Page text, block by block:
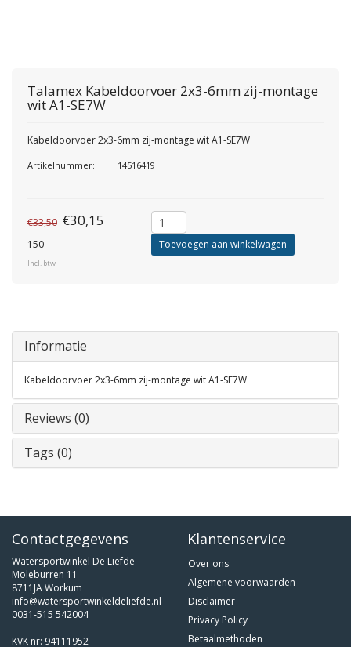
Talamex Kabeldoorvoer 2x3-6mm zij-montage
wit A1-SE7W
Kabeldoorvoer 2x3-6mm zij-montage wit A1-SE7W
Artikelnummer: 14516419
€33,50 €30,15
150
Incl. btw
Toevoegen aan winkelwagen
Informatie
Kabeldoorvoer 2x3-6mm zij-montage wit A1-SE7W
Reviews (0)
Tags (0)
Contactgegevens
Watersportwinkel De Liefde
Moleburren 11
8711JA Workum
info@watersportwinkeldeliefde.nl
0031-515 542004
KVK nr: 94111952
Klantenservice
Over ons
Algemene voorwaarden
Disclaimer
Privacy Policy
Betaalmethoden